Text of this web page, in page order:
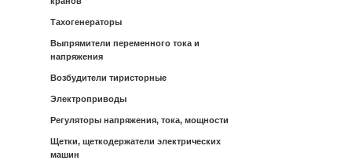
Тахогенераторы
Выпрямители переменного тока и
напряжения
Возбудители тиристорные
Электроприводы
Регуляторы напряжения, тока, мощности
Щетки, щеткодержатели электрических
машин